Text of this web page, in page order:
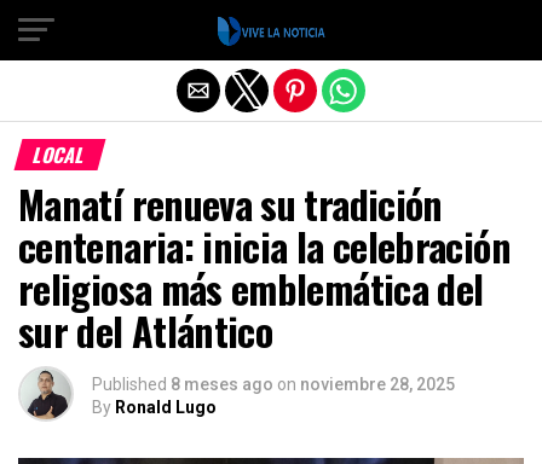
LOCAL
Manatí renueva su tradición
centenaria: inicia la celebración
religiosa más emblemática del
sur del Atlántico
Published 8 meses ago on noviembre 28, 2025
By Ronald Lugo
Salir de la versión móvil